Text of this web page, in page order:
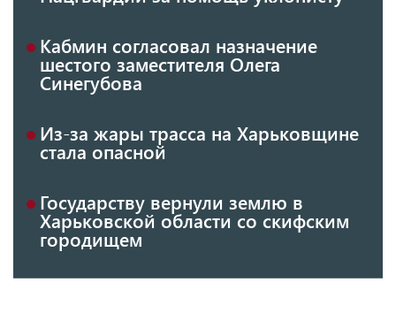
Кабмин согласовал назначение
шестого заместителя Олега
Синегубова
Из-за жары трасса на Харьковщине
стала опасной
Государству вернули землю в
Харьковской области со скифским
городищем